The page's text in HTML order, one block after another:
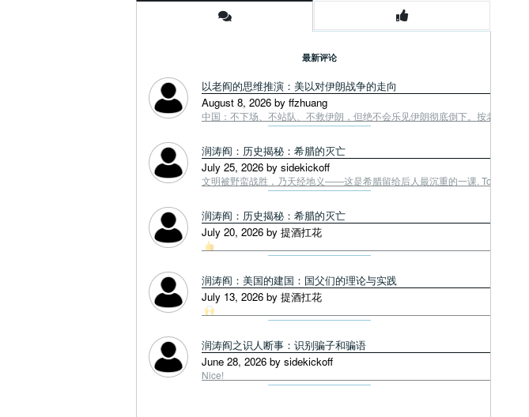
最新评论
以老阎的思维推演：美以对伊朗战争的走向
August 8, 2026 by ffzhuang
中国：不下场、不站队、不救伊朗，但绝不会乐见伊朗彻底倒下。按老阎战
润涛阎：历史揭秘：希腊的灭亡
July 25, 2026 by sidekickoff
文明被野蛮战胜，乃天经地义——这是希腊留给后人最沉重的一课. Tough
润涛阎：历史揭秘：希腊的灭亡
July 20, 2026 by 提酒扛花
润涛阎：美国的建国：国父们的理论与实践
July 13, 2026 by 提酒扛花
润涛阎之识人断事：识别骗子和骗语
June 28, 2026 by sidekickoff
Nice!